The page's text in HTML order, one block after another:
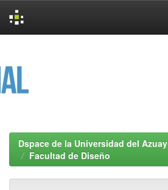
Dspace de la Universidad del Azuay
Facultad de Diseño